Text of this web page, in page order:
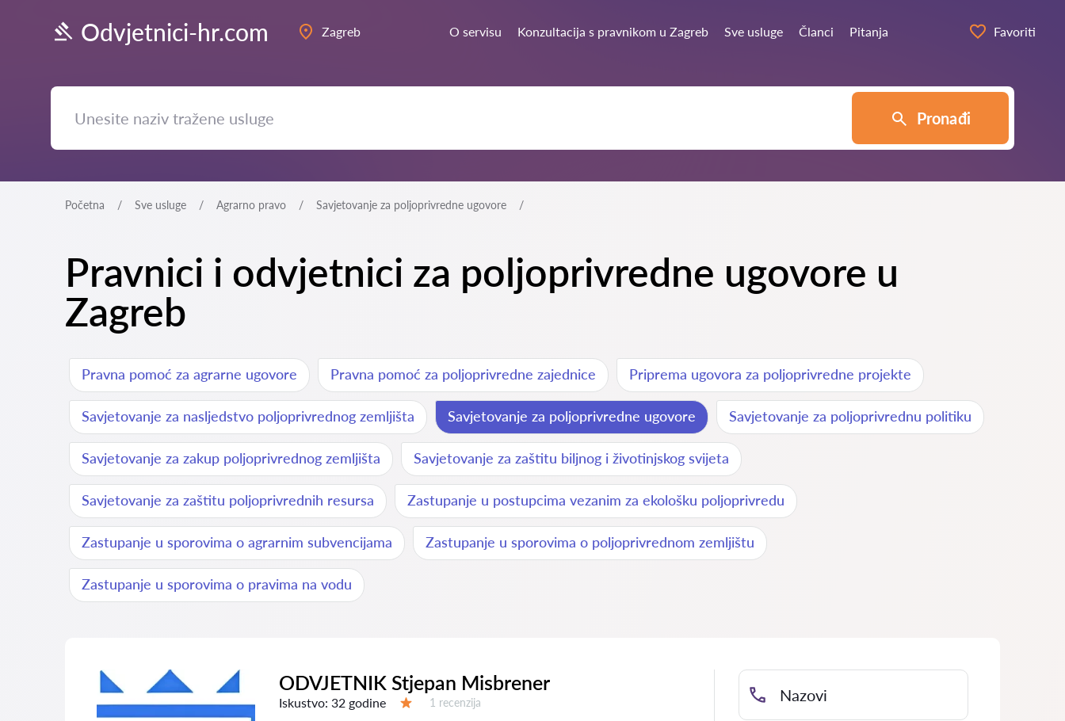
Odvjetnici-hr.com Zagreb O servisu Konzultacija s pravnikom u Zagreb Sve usluge Članci Pitanja Favoriti
Pronađi
Početna Sve usluge Agrarno pravo Savjetovanje za poljoprivredne ugovore
Pravnici i odvjetnici za poljoprivredne ugovore u
Zagreb
Pravna pomoć za agrarne ugovore Pravna pomoć za poljoprivredne zajednice Priprema ugovora za poljoprivredne projekte
Savjetovanje za nasljedstvo poljoprivrednog zemljišta Savjetovanje za poljoprivredne ugovore Savjetovanje za poljoprivrednu politiku
Savjetovanje za zakup poljoprivrednog zemljišta Savjetovanje za zaštitu biljnog i životinjskog svijeta
Savjetovanje za zaštitu poljoprivrednih resursa Zastupanje u postupcima vezanim za ekološku poljoprivredu
Zastupanje u sporovima o agrarnim subvencijama Zastupanje u sporovima o poljoprivrednom zemljištu
Zastupanje u sporovima o pravima na vodu
ODVJETNIK Stjepan Misbrener
Iskustvo: 32 godine Recenzija:
1 recenzija Nazovi